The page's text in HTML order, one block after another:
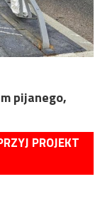
pijanego,
PROJEKT